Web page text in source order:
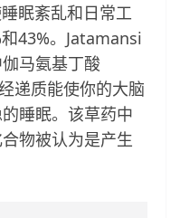
眠紊乱和日常工
43%。Jatamansi
马氨基丁酸
递质能使你的大脑
睡眠。该草药中
物被认为是产生